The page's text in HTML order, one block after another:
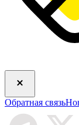
Обратная связь